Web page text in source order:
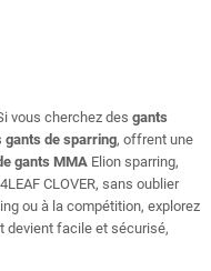
vous cherchez des gants
gants de sparring, offrent une
gants MMA Elion sparring,
CLOVER, sans oublier
ou à la compétition, explorez
devient facile et sécurisé,